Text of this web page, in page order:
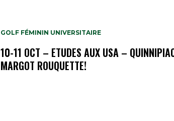
GOLF FÉMININ UNIVERSITAIRE
10-11 OCT – ETUDES AUX USA –
MARGOT ROUQUETTE!